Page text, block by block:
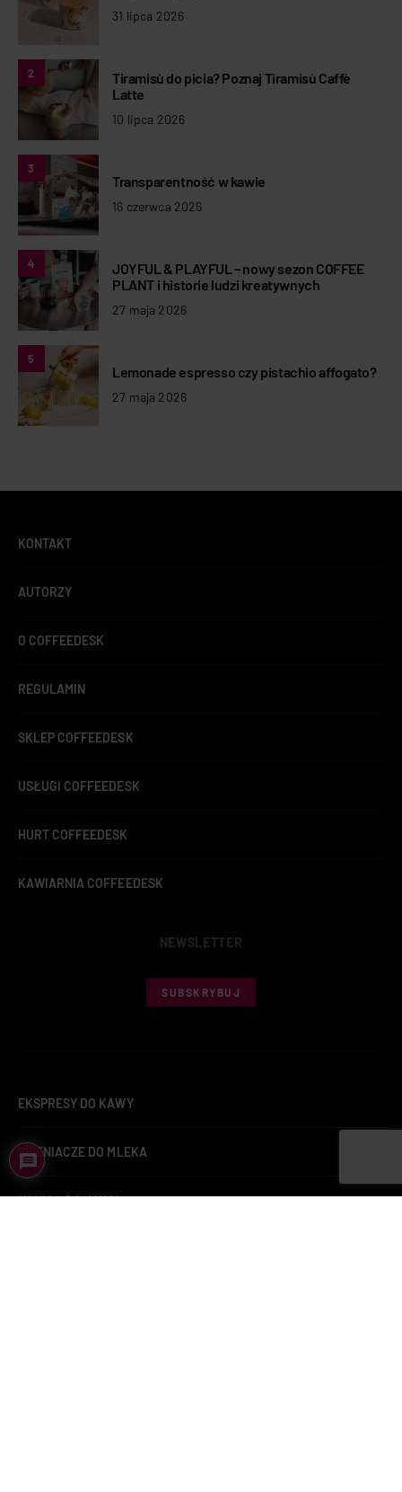
31 lipca 2026
2
Tiramisù do picia? Poznaj Tiramisù Caffè
Latte
10 lipca 2026
3
Transparentność w kawie
16 czerwca 2026
4
JOYFUL & PLAYFUL – nowy sezon COFFEE
PLANT i historie ludzi kreatywnych
27 maja 2026
5
Lemonade espresso czy pistachio affogato?
27 maja 2026
KONTAKT
AUTORZY
O COFFEEDESK
REGULAMIN
SKLEP COFFEEDESK
USŁUGI COFFEEDESK
HURT COFFEEDESK
KAWIARNIA COFFEEDESK
NEWSLETTER
SUBSKRYBUJ
EKSPRESY DO KAWY
SPIENIACZE DO MLEKA
MŁYNKI DO KAWY